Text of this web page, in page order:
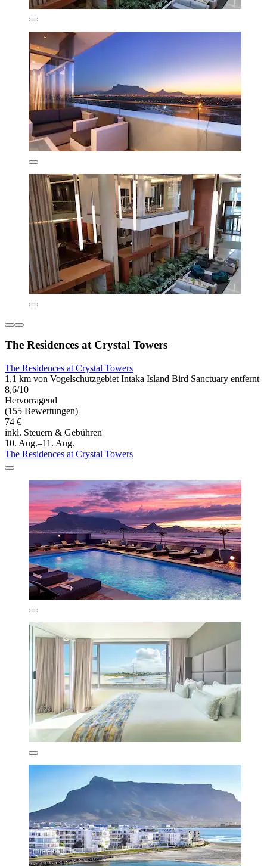
The Residences at Crystal Towers
The Residences at Crystal Towers
1,1 km von Vogelschutzgebiet Intaka Island Bird Sanctuary entfernt
8,6/10
Hervorragend
(155 Bewertungen)
74 €
inkl. Steuern & Gebühren
10. Aug.–11. Aug.
The Residences at Crystal Towers